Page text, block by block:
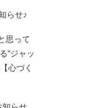
らせ♪
思って
“ジャッ
心づく